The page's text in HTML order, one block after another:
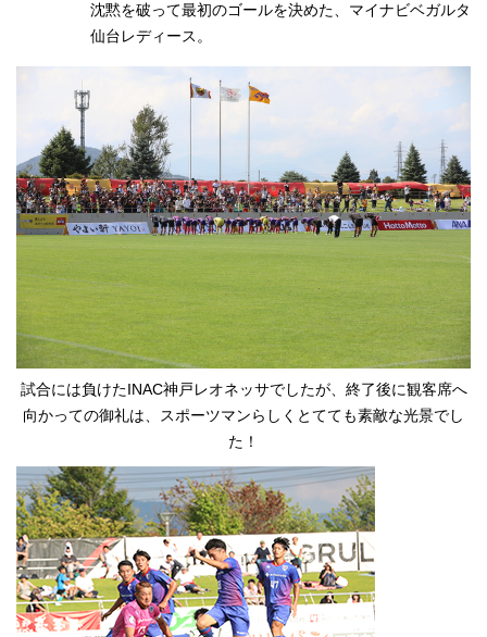
沈黙を破って最初のゴールを決めた、マイナビベガルタ
仙台レディース。
試合には負けたINAC神戸レオネッサでしたが、終了後に観客席へ
向かっての御礼は、スポーツマンらしくとてても素敵な光景でし
た！